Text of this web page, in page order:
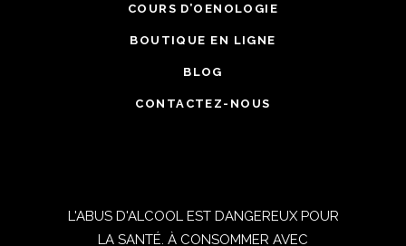
COURS D’OENOLOGIE
BOUTIQUE EN LIGNE
BLOG
CONTACTEZ-NOUS
L'ABUS D'ALCOOL EST DANGEREUX POUR
LA SANTÉ. À CONSOMMER AVEC